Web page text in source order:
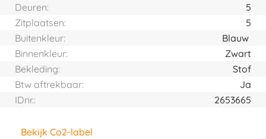
Deuren:
5
Zitplaatsen:
5
Buitenkleur:
Blauw
Binnenkleur:
Zwart
Bekleding:
Stof
Btw aftrekbaar:
Ja
IDnr.:
2653665
Bekijk Co2-label